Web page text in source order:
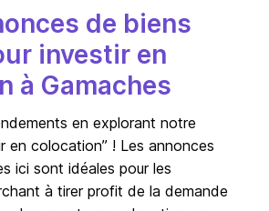
de biens
investir en
à Gamaches
en explorant notre
en colocation” ! Les annonces
ici sont idéales pour les
à tirer profit de la demande